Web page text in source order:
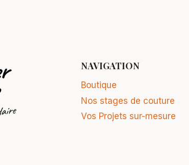
NAVIGATION
Boutique
Nos stages de couture
Vos Projets sur-mesure